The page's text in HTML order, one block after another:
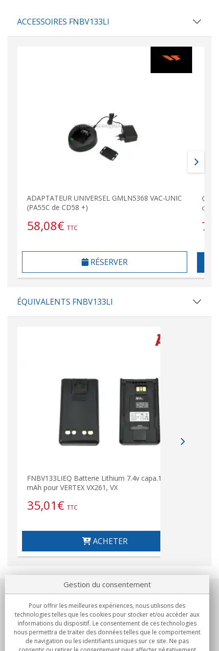
ACCESSOIRES FNBV133LI
ADAPTATEUR UNIVERSEL GMLN5368 VAC-UNIC
(PA55C de CD58 +)
58,08€ TTC
RÉSERVER
ÉQUIVALENTS FNBV133LI
FNBV133LIEQ Batterie Lithium 7.4v capa.1380
mAh pour VERTEX VX261, VX
35,01€ TTC
ACHETER
Notre société
Engagements
Achats
Gestion du consentement
Pour offrir les meilleures expériences, nous utilisons des
technologies telles que les cookies pour stocker et/ou accéder aux
informations du dispositif. Le consentement de ces technologies
nous permettra de traiter des données telles que le comportement
de navigation ou les identifiants uniques sur ce site. Ne pas